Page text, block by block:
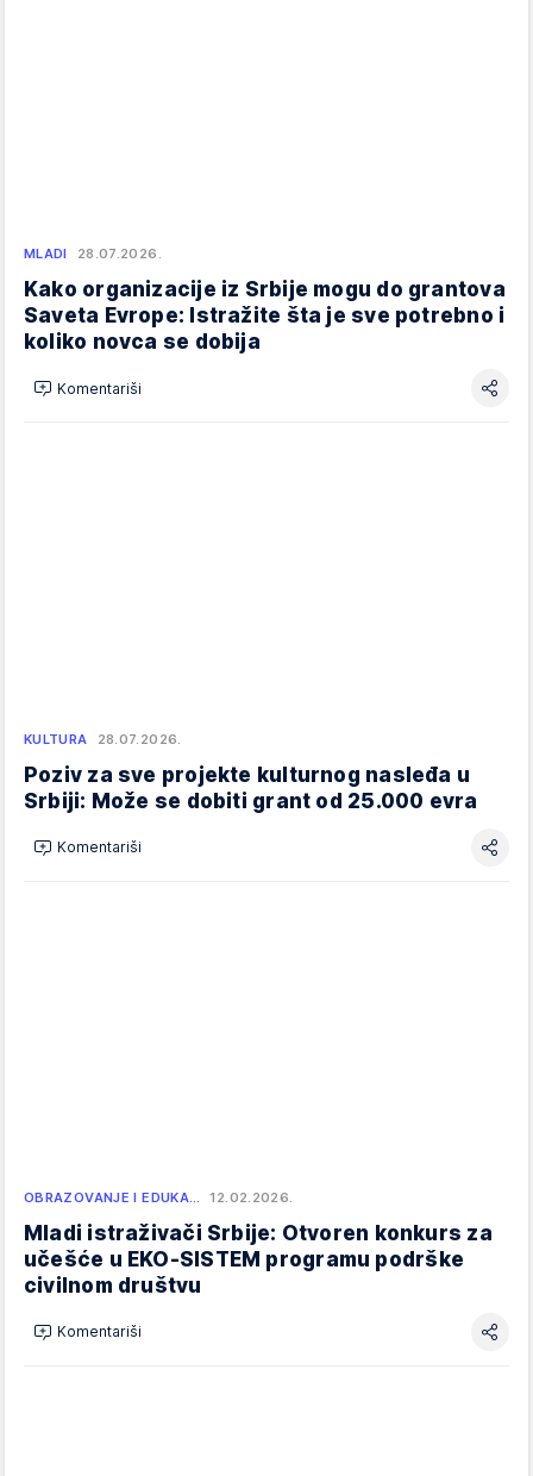
MLADI 28.07.2026.
Kako organizacije iz Srbije mogu do grantova
Saveta Evrope: Istražite šta je sve potrebno i
koliko novca se dobija
Komentariši
KULTURA 28.07.2026.
Poziv za sve projekte kulturnog nasleđa u
Srbiji: Može se dobiti grant od 25.000 evra
Komentariši
OBRAZOVANJE I EDUKA… 12.02.2026.
Mladi istraživači Srbije: Otvoren konkurs za
učešće u EKO-SISTEM programu podrške
civilnom društvu
Komentariši